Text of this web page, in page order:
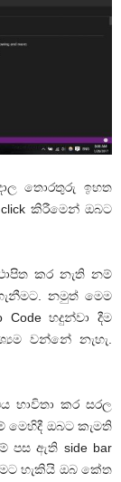
තොරතුරු ඉහත
කිරීමෙන් ඔබට
කර නැති නම්
නමුත් මෙම
හදුන්වා දීම
වන්නේ නැහැ.
භාවිතා කර සරල
මෙහිදී ඔබට කැමති
පස ඇති side bar
හැකියි ඔබ කේත